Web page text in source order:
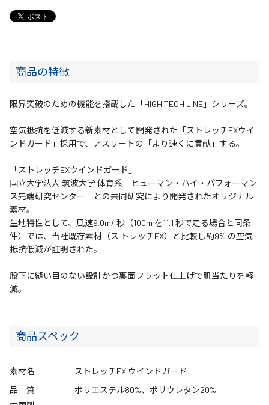
商品の特徴
限界突破のための機能を搭載した「HIGH TECH LINE」シリーズ。
空気抵抗を低減する新素材として開発された「ストレッチEXウイ
ンドガード」採用で、アスリートの「より速くに貢献」する。
「ストレッチEXウインドガード」
国立大学法人 筑波大学 体育系 ヒューマン・ハイ・パフォーマン
ス先端研究センター との共同研究により開発されたオリジナル
素材。
生地特性として、風速9.0m/ 秒（100m を11.1 秒で走る場合と同条
件）では、当社既存素材（ス トレッチEX）と比較し約9% の空気
抵抗低減が証明された。
股下に縫い目のない設計かつ裏面フラット仕上げで肌当たりを軽
減。
商品スペック
素材名
ストレッチEX ウインドガード
品 質
ポリエステル80%、ポリウレタン20%